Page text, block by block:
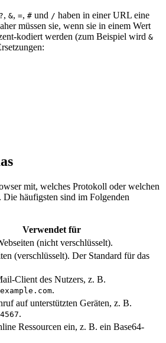
?, &, =, # und / haben in einer URL eine
müssen sie, wenn sie in einem Wert
kodiert werden (zum Beispiel wird &
mit, welches Protokoll oder welchen
häufigsten sind im Folgenden
Verwendet für
(nicht verschlüsselt).
(verschlüsselt). Der Standard für das
Client des Nutzers, z. B.
.
auf unterstützten Geräten, z. B.
.
Ressourcen ein, z. B. ein Base64-